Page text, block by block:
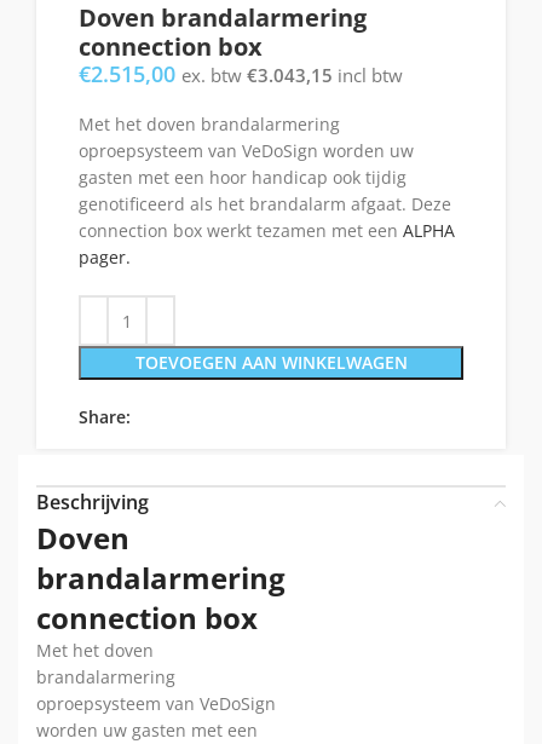
Doven brandalarmering
connection box
€2.515,00 ex. btw €3.043,15 incl btw
Met het doven brandalarmering
oproepsysteem van VeDoSign worden uw
gasten met een hoor handicap ook tijdig
genotificeerd als het brandalarm afgaat. Deze
connection box werkt tezamen met een ALPHA
pager.
TOEVOEGEN AAN WINKELWAGEN
Share:
Beschrijving
Doven
brandalarmering
connection box
Met het doven
brandalarmering
oproepsysteem van VeDoSign
worden uw gasten met een